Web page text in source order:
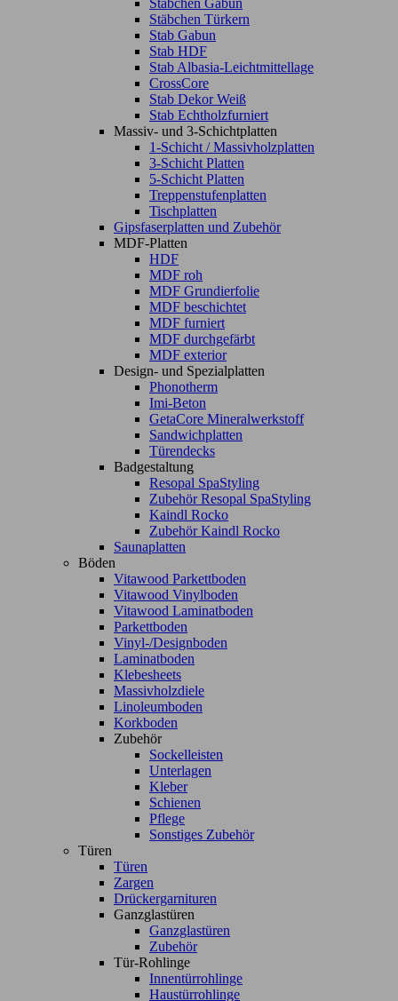
Stäbchen Gabun
Stäbchen Türkern
Stab Gabun
Stab HDF
Stab Albasia-Leichtmittellage
CrossCore
Stab Dekor Weiß
Stab Echtholzfurniert
Massiv- und 3-Schichtplatten
1-Schicht / Massivholzplatten
3-Schicht Platten
5-Schicht Platten
Treppenstufenplatten
Tischplatten
Gipsfaserplatten und Zubehör
MDF-Platten
HDF
MDF roh
MDF Grundierfolie
MDF beschichtet
MDF furniert
MDF durchgefärbt
MDF exterior
Design- und Spezialplatten
Phonotherm
Imi-Beton
GetaCore Mineralwerkstoff
Sandwichplatten
Türendecks
Badgestaltung
Resopal SpaStyling
Zubehör Resopal SpaStyling
Kaindl Rocko
Zubehör Kaindl Rocko
Saunaplatten
Böden
Vitawood Parkettboden
Vitawood Vinylboden
Vitawood Laminatboden
Parkettboden
Vinyl-/Designboden
Laminatboden
Klebesheets
Massivholzdiele
Linoleumboden
Korkboden
Zubehör
Sockelleisten
Unterlagen
Kleber
Schienen
Pflege
Sonstiges Zubehör
Türen
Türen
Zargen
Drückergarnituren
Ganzglastüren
Ganzglastüren
Zubehör
Tür-Rohlinge
Innentürrohlinge
Haustürrohlinge